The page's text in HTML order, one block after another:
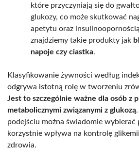
które przyczyniają się do
glukozy, co może skutkować
apetytu oraz
znajdziemy takie produkty jak
napoje czy ciastka.
Klasyfikowanie żywności według
odgrywa istotną rolę w tworzeniu
Jest to szczególnie ważne dla osób z
metabolicznymi związanymi z glukozą
podejściu można świadomie wybierać
korzystnie wpływa na kontrolę
zdrowia.